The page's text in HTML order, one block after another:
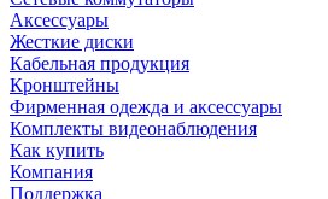
Аксессуары
Жесткие диски
Кабельная продукция
Кронштейны
Фирменная одежда и аксессуары
Комплекты видеонаблюдения
Как купить
Компания
Поддержка